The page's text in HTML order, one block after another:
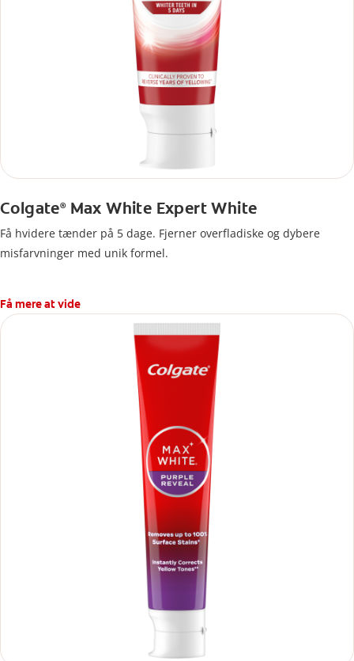
Colgate®Max White Expert White
Få hvidere tænder på 5 dage. Fjerner overfladiske og dybere
misfarvninger med unik formel.
Få mere at vide